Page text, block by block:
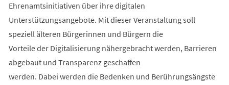
Ehrenamtsinitiativen über ihre digitalen
Unterstützungsangebote. Mit dieser Veranstaltung soll
speziell älteren Bürgerinnen und Bürgern die
Vorteile der Digitalisierung nähergebracht werden, Barrieren
abgebaut und Transparenz geschaffen
werden. Dabei werden die Bedenken und Berührungsängste